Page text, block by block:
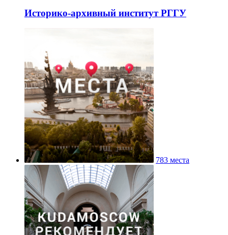
Историко-архивный институт РГГУ
783 места